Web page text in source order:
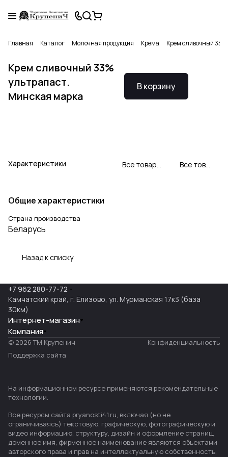
Главная Каталог Молочная продукция Крема Крем сливочный
Крем сливочный 33%
ультрапаст.
Минская марка
Характеристики
В корзину
Все товары Минская марка Все товары категории
Общие характеристики
Страна производства
Беларусь
Назад к списку
+7 962 280-77-72
Камчатский край, г. Елизово, ул. Мурманская 17к3 (база
30км)
Интернет-магазин
Компания
© 2026 ТМ Крупенич
Конфиденциальность
Поддержка сайта
На информационном ресурсе применяются рекомендательные
технологии.
Все ресурсы сайта pryanosti41.ru, включая (но не
ограничиваясь) текстовую, графическую, фотографическую и
видео информацию, структуру, дизайн и оформление страниц,
доменное имя, фирменное наименование являются объектами
авторского права и прав на интеллектуальную собственность,